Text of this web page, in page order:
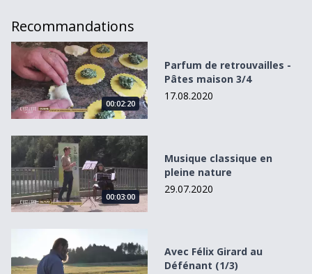
Recommandations
Parfum de retrouvailles - Pâtes maison 3/4
00:02:20
Parfum de retrouvailles -
Pâtes maison 3/4
17.08.2020
Musique classique en pleine nature
00:03:00
Musique classique en
pleine nature
29.07.2020
Avec Félix Girard au Défénant (1/3)
Avec Félix Girard au
Défénant (1/3)